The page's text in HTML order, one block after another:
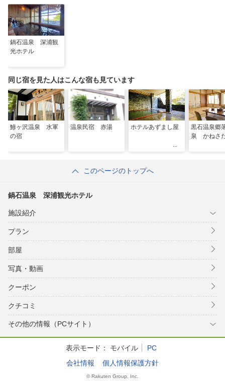
鍋石温泉 深浦観
光ホテル
同じ宿を見た人はこんな宿も見ています
鯵ヶ沢温泉 水軍
の宿
温泉民宿 赤湯 ホテルあずまし屋
黒石温泉郷
泉 かねさ
このページのトップへ
鍋石温泉 深浦観光ホテル
施設紹介
プラン
部屋
写真・動画
クーポン
クチコミ
その他の情報（PCサイト）
表示モード： モバイル
PC
会社情報
個人情報保護方針
© Rakuten Group, Inc.